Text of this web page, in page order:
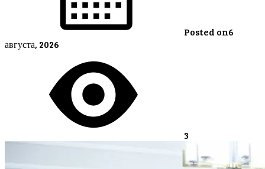
Posted on6
августа, 2026
3